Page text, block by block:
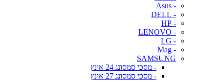
- Asus
- DELL
- HP
- LENOVO
- LG
- Mag
SAMSUNG
- מסכי סמסונג 24 אינץ
- מסכי סמסונג 27 אינץ